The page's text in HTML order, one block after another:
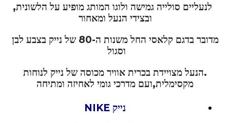
לנעליים סולייה גמישה ולוגו המותג מופיע על הלשונית,
ובצידי הנעל ומאחור
מדובר בדגם קלאסי החל משנות ה-80 של נייק בצבע לבן
וסגול
.הנעל מצויידת בכרית אוויר מכוסה של נייק לנוחות
מקסימלית,ועם מדרכי גומי לאחיזה ומתיחה
נייק NIKE